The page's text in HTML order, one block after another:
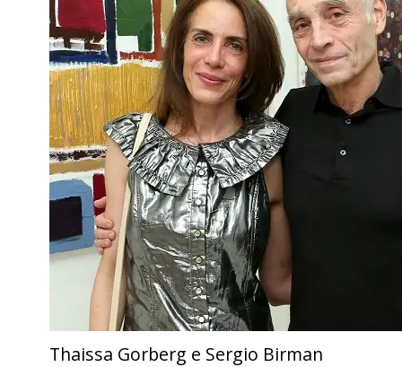
Thaissa Gorberg e Sergio Birman